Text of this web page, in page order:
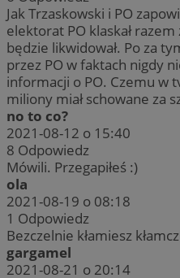
Jak Trzaskowski i PO
elektorat PO klaskał
będzie likwidował. Po za
przez PO w faktach nigdy
informacji o PO. Czemu w
miliony miał schowane za
no to co?
2021-08-12 o 15:40
8 Odpowiedz
Mówili. Przegapiłeś :)
ola
2021-08-19 o 08:18
1 Odpowiedz
Bezczelnie kłamiesz
gargamel
2021-08-21 o 20:14